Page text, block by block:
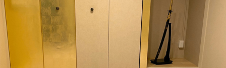
エンタメ
グルメ
住まい 教育・育児